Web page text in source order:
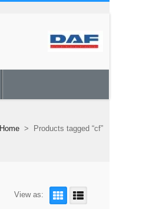
Home > Products tagged “cf”
View as: